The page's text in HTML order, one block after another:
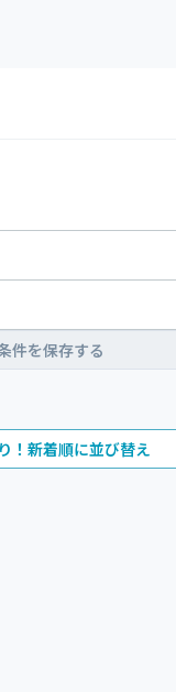
件を保存する
！新着順に並び替え